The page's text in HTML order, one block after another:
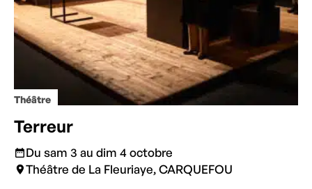
Théâtre
Terreur
Du sam 3 au dim 4 octobre
Théâtre de La Fleuriaye, CARQUEFOU